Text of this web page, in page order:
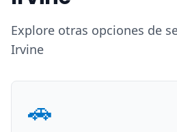
Explore otras opciones de
Irvine
🚗